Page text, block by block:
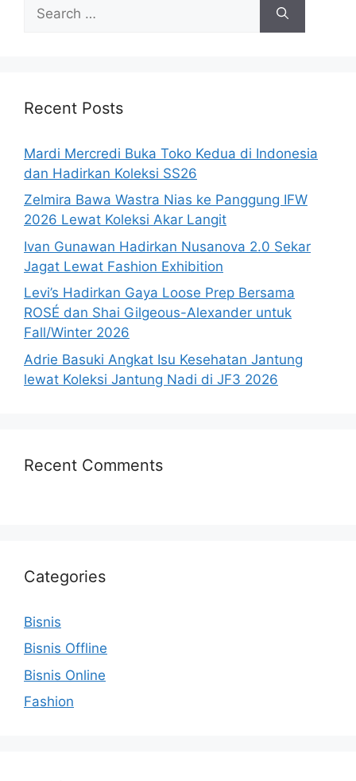
for:
Recent Posts
Mardi Mercredi Buka Toko Kedua di Indonesia
dan Hadirkan Koleksi SS26
Zelmira Bawa Wastra Nias ke Panggung IFW
2026 Lewat Koleksi Akar Langit
Ivan Gunawan Hadirkan Nusanova 2.0 Sekar
Jagat Lewat Fashion Exhibition
Levi’s Hadirkan Gaya Loose Prep Bersama
ROSÉ dan Shai Gilgeous-Alexander untuk
Fall/Winter 2026
Adrie Basuki Angkat Isu Kesehatan Jantung
lewat Koleksi Jantung Nadi di JF3 2026
Recent Comments
Categories
Bisnis
Bisnis Offline
Bisnis Online
Fashion